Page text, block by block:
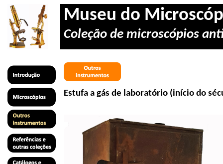
Museu do
Coleção de microscópios
Estufa a gás de laboratório (início do